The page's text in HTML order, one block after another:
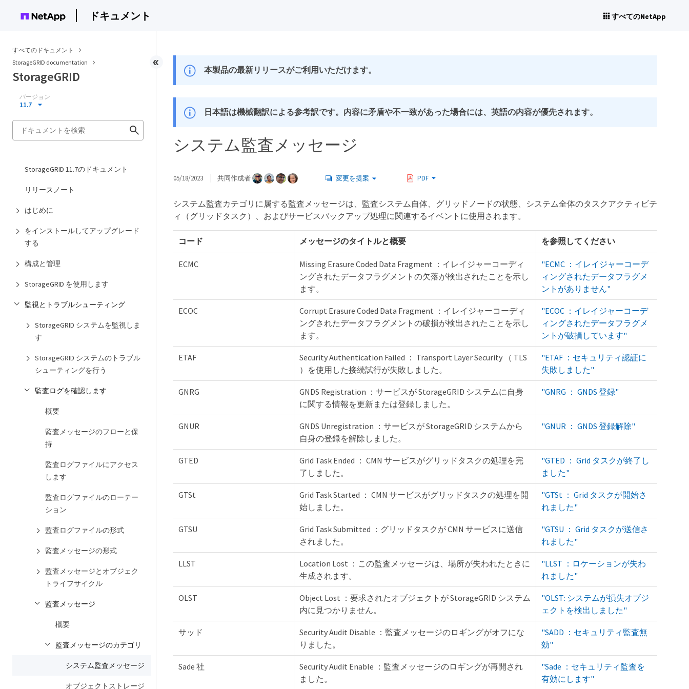
ドキュメント すべてのNetApp
すべてのドキュメント
StorageGRID documentation
StorageGRID
バージョン
11.7
StorageGRID 11.7のドキュメント
リリースノート
はじめに
をインストールしてアップグレード
する
構成と管理
StorageGRID を使用します
監視とトラブルシューティング
StorageGRID システムを監視しま
す
StorageGRID システムのトラブル
シューティングを行う
監査ログを確認します
概要
監査メッセージのフローと保
持
監査ログファイルにアクセス
します
監査ログファイルのローテー
ション
監査ログファイルの形式
監査メッセージの形式
監査メッセージとオブジェク
トライフサイクル
監査メッセージ
概要
監査メッセージのカテゴリ
システム監査メッセージ
オブジェクトストレージ
本製品の最新リリースがご利用いただけます。
日本語は機械翻訳による参考訳です。内容に矛盾や不一致があった場合には、英語の内容が優先されます。
システム監査メッセージ
05/18/2023 共同作成者 変更を提案 PDF
システム監査カテゴリに属する監査メッセージは、監査システム自体、グリッドノードの状態、システム全体のタスクアクティビテ
ィ（グリッドタスク）、およびサービスバックアップ処理に関連するイベントに使用されます。
コード メッセージのタイトルと概要 を参照してください
ECMC
Missing Erasure Coded Data Fragment ：イレイジャーコーディ
ングされたデータフラグメントの欠落が検出されたことを示し
ます。
"ECMC ：イレイジャーコーデ
ィングされたデータフラグメ
ントがありません"
ECOC
Corrupt Erasure Coded Data Fragment ：イレイジャーコーディ
ングされたデータフラグメントの破損が検出されたことを示し
ます。
"ECOC ：イレイジャーコーデ
ィングされたデータフラグメ
ントが破損しています"
ETAF
Security Authentication Failed ： Transport Layer Security （ TLS
）を使用した接続試行が失敗しました。
"ETAF ：セキュリティ認証に
失敗しました"
GNRG
GNDS Registration ：サービスが StorageGRID システムに自身
に関する情報を更新または登録しました。
"GNRG ： GNDS 登録"
GNUR
GNDS Unregistration ：サービスが StorageGRID システムから
自身の登録を解除しました。
"GNUR ： GNDS 登録解除"
GTED
Grid Task Ended ： CMN サービスがグリッドタスクの処理を完
了しました。
"GTED ： Grid タスクが終了し
ました"
GTSt
Grid Task Started ： CMN サービスがグリッドタスクの処理を開
始しました。
"GTSt ： Grid タスクが開始さ
れました"
GTSU
Grid Task Submitted ：グリッドタスクが CMN サービスに送信
されました。
"GTSU ： Grid タスクが送信さ
れました"
LLST
Location Lost ：この監査メッセージは、場所が失われたときに
生成されます。
"LLST ：ロケーションが失わ
れました"
OLST
Object Lost ：要求されたオブジェクトが StorageGRID システム
内に見つかりません。
"OLST: システムが損失オブジ
ェクトを検出しました"
サッド
Security Audit Disable ：監査メッセージのロギングがオフにな
りました。
"SADD ：セキュリティ監査無
効"
Sade 社
Security Audit Enable ：監査メッセージのロギングが再開され
ました。
"Sade ：セキュリティ監査を
有効にします"